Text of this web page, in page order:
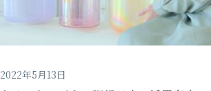
2022年5月13日